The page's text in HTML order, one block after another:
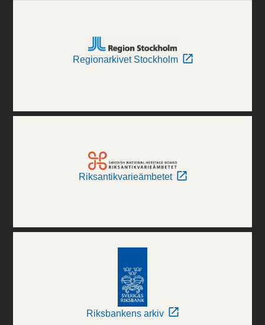
Regionarkivet Stockholm
Riksantikvarieämbetet
Riksbankens arkiv